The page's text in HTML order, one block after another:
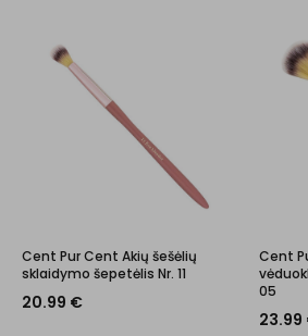
Cent Pur Cent Akių šešėlių
sklaidymo šepetėlis Nr. 11
20.99 €
Cent
05
23.99